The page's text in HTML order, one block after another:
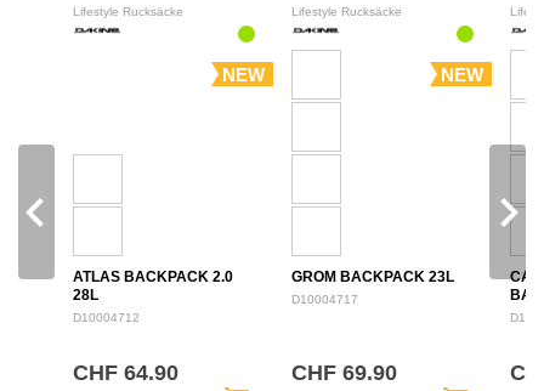
Lifestyle Rucksäcke
NEW
ATLAS BACKPACK 2.0
28L
D10004712
CHF 64.90
Lifestyle Rucksäcke
NEW
GROM BACKPACK 23L
D10004717
CHF 69.90
navigate_before navigate_next